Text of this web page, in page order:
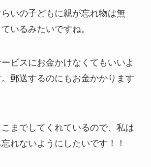
いの子どもに親が忘れ物は無
いるみたいですね。
ビスにお金かけなくてもいいよ
郵送するのにもお金かかります
までしてくれているので、私は
れないようにしたいです！！